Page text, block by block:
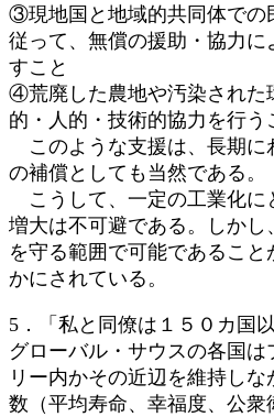
③現地国と地域的共同体での
従って、無償の援助・協力
すこと
④荒廃した農地や汚染された
的・人的・技術的協力を行う
このような支援は、長期に
の補償としても当然である。
こうして、一定の工業化に
増大は不可避である。しか
を守る範囲で可能であるこ
かにされている。
5．「私と同僚は１５０カ国
グローバル・サウスの各国
リー内かその近辺を維持し
数（平均寿命、幸福度、公衆